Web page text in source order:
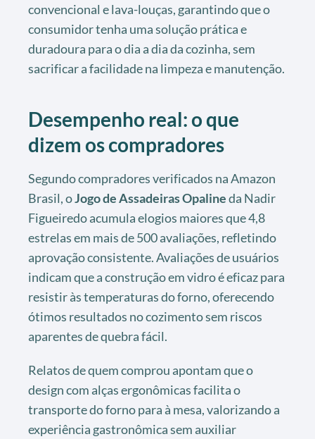
convencional e lava-louças, garantindo que o
consumidor tenha uma solução prática e
duradoura para o dia a dia da cozinha, sem
sacrificar a facilidade na limpeza e manutenção.
Desempenho real: o que
dizem os compradores
Segundo compradores verificados na Amazon
Brasil, oJogo de Assadeiras Opalineda Nadir
Figueiredo acumula elogios maiores que 4,8
estrelas em mais de 500 avaliações, refletindo
aprovação consistente. Avaliações de usuários
indicam que a construção em vidro é eficaz para
resistir às temperaturas do forno, oferecendo
ótimos resultados no cozimento sem riscos
aparentes de quebra fácil.
Relatos de quem comprou apontam que o
design com alças ergonômicas facilita o
transporte do forno para à mesa, valorizando a
experiência gastronômica sem auxiliar